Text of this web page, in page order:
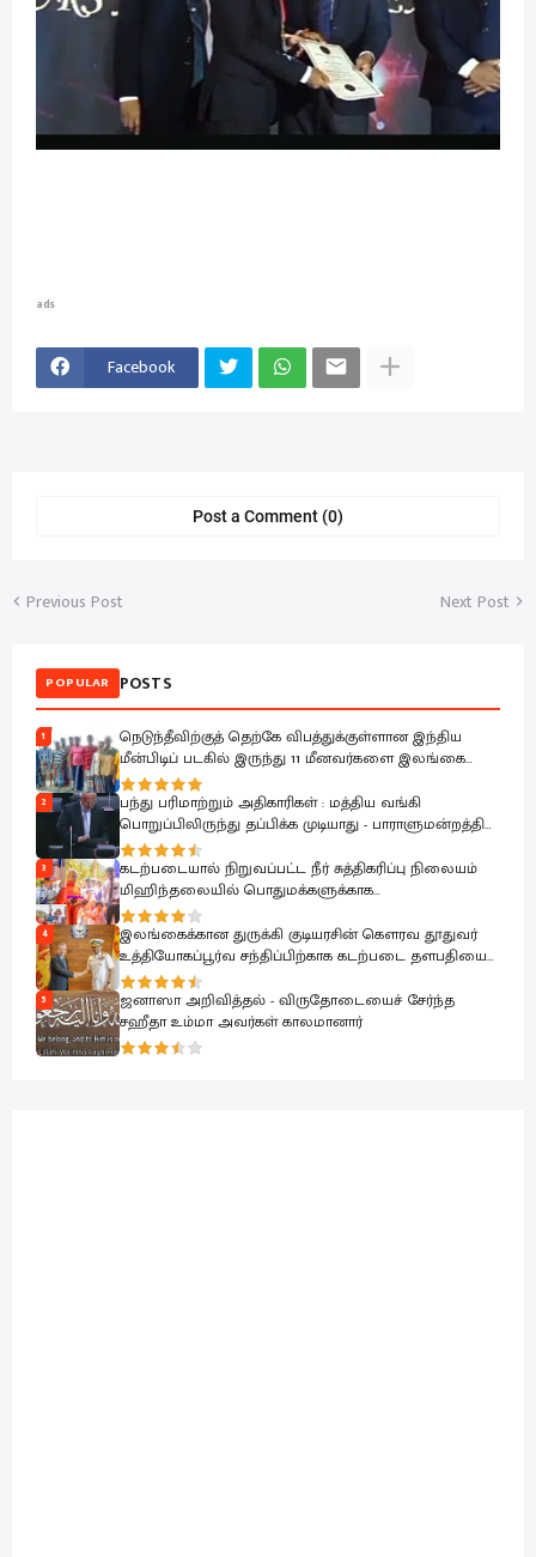
ads
Facebook
Post a Comment (0)
Previous Post Next Post
POPULAR POSTS
1
நெடுந்தீவிற்குத் தெற்கே விபத்துக்குள்ளான இந்திய
மீன்பிடிப் படகில் இருந்து 11 மீனவர்களை இலங்கை
கடற்படை பாதுகாப்பாக மீட்டது
2
பந்து பரிமாற்றும் அதிகாரிகள் : மத்திய வங்கி
பொறுப்பிலிருந்து தப்பிக்க முடியாது - பாராளுமன்றத்தில்
ரவூப் ஹக்கீம் ஆவேசம்
3
கடற்படையால் நிறுவப்பட்ட நீர் சுத்திகரிப்பு நிலையம்
மிஹிந்தலையில் பொதுமக்களுக்காக
கையளிக்கப்பட்டது
4
இலங்கைக்கான துருக்கி குடியரசின் கௌரவ தூதுவர்
உத்தியோகப்பூர்வ சந்திப்பிற்காக கடற்படை தளபதியை
சந்தித்தார்
5
ஜனாஸா அறிவித்தல் - விருதோடையைச் சேர்ந்த
சஹீதா உம்மா அவர்கள் காலமானார்